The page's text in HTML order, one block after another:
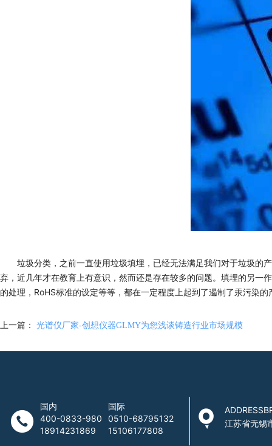
垃圾分类，之前一直使用垃圾填埋，已经无法满足我们对于垃圾的
弃，近几年才在教育上有意识，然而还是存在较多的问题。填埋的另一
的处理，RoHS标准的设定等等，都在一定程度上起到了遏制了汞污染的
上一篇： 光谱仪厂家-创想仪器GLMY为您浅谈铸造行业市场规模
国内
400-0833-980
18914231869
国际
0510-68795132
15106177808
江苏省无锡